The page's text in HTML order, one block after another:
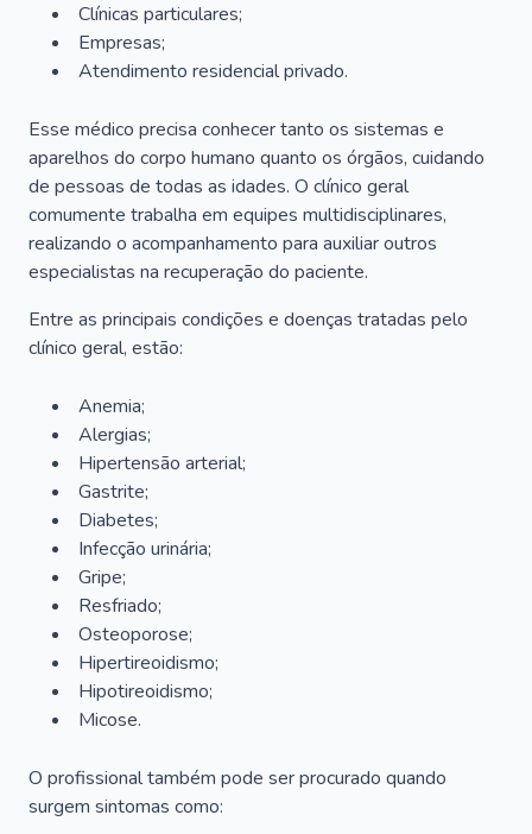
Clínicas particulares;
Empresas;
Atendimento residencial privado.
Esse médico precisa conhecer tanto os sistemas e
aparelhos do corpo humano quanto os órgãos, cuidando
de pessoas de todas as idades. O clínico geral
comumente trabalha em equipes multidisciplinares,
realizando o acompanhamento para auxiliar outros
especialistas na recuperação do paciente.
Entre as principais condições e doenças tratadas pelo
clínico geral, estão:
Anemia;
Alergias;
Hipertensão arterial;
Gastrite;
Diabetes;
Infecção urinária;
Gripe;
Resfriado;
Osteoporose;
Hipertireoidismo;
Hipotireoidismo;
Micose.
O profissional também pode ser procurado quando
surgem sintomas como: